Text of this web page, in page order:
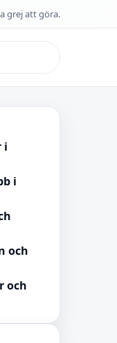
grej att göra.
i
i
och
och